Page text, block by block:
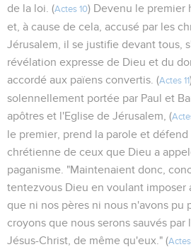
de la loi. (Actes 10) Devenu le premier
et, à cause de cela, accusé par les
Jérusalem, il se justifie devant tous,
révélation expresse de Dieu et du
accordé aux païens convertis. (Actes 11
solennellement portée par Paul et
apôtres et l'Eglise de Jérusalem, (
le premier, prend la parole et
chrétienne de ceux que Dieu a
paganisme. "Maintenaient donc,
tentezvous Dieu en voulant imposer
que ni nos pères ni nous n'avons pu
croyons que nous serons sauvés par
Jésus-Christ, de même qu'eux." (Actes